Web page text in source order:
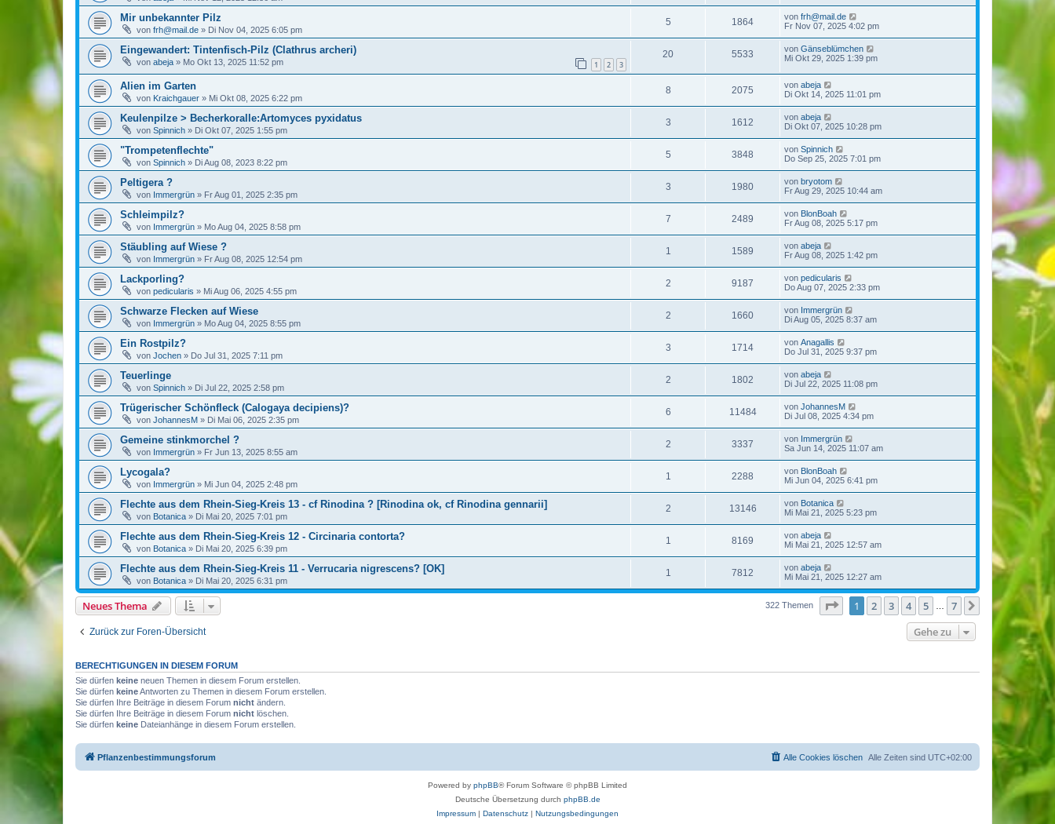
Mir unbekannter Pilz
von frh@mail.de » Di Nov 04, 2025 6:05 pm
5 1864 von frh@mail.de
Fr Nov 07, 2025 4:02 pm
Eingewandert: Tintenfisch-Pilz (Clathrus archeri)
von abeja » Mo Okt 13, 2025 11:52 pm 1 2 3
20 5533 von Gänseblümchen
Mi Okt 29, 2025 1:39 pm
Alien im Garten
von Kraichgauer » Mi Okt 08, 2025 6:22 pm
8 2075 von abeja
Di Okt 14, 2025 11:01 pm
Keulenpilze > Becherkoralle:Artomyces pyxidatus
von Spinnich » Di Okt 07, 2025 1:55 pm
3 1612 von abeja
Di Okt 07, 2025 10:28 pm
"Trompetenflechte"
von Spinnich » Di Aug 08, 2023 8:22 pm
5 3848 von Spinnich
Do Sep 25, 2025 7:01 pm
Peltigera ?
von Immergrün » Fr Aug 01, 2025 2:35 pm
3 1980 von bryotom
Fr Aug 29, 2025 10:44 am
Schleimpilz?
von Immergrün » Mo Aug 04, 2025 8:58 pm
7 2489 von BlonBoah
Fr Aug 08, 2025 5:17 pm
Stäubling auf Wiese ?
von Immergrün » Fr Aug 08, 2025 12:54 pm
1 1589 von abeja
Fr Aug 08, 2025 1:42 pm
Lackporling?
von pedicularis » Mi Aug 06, 2025 4:55 pm
2 9187 von pedicularis
Do Aug 07, 2025 2:33 pm
Schwarze Flecken auf Wiese
von Immergrün » Mo Aug 04, 2025 8:55 pm
2 1660 von Immergrün
Di Aug 05, 2025 8:37 am
Ein Rostpilz?
von Jochen » Do Jul 31, 2025 7:11 pm
3 1714 von Anagallis
Do Jul 31, 2025 9:37 pm
Teuerlinge
von Spinnich » Di Jul 22, 2025 2:58 pm
2 1802 von abeja
Di Jul 22, 2025 11:08 pm
Trügerischer Schönfleck (Calogaya decipiens)?
von JohannesM » Di Mai 06, 2025 2:35 pm
6 11484 von JohannesM
Di Jul 08, 2025 4:34 pm
Gemeine stinkmorchel ?
von Immergrün » Fr Jun 13, 2025 8:55 am
2 3337 von Immergrün
Sa Jun 14, 2025 11:07 am
Lycogala?
von Immergrün » Mi Jun 04, 2025 2:48 pm
1 2288 von BlonBoah
Mi Jun 04, 2025 6:41 pm
Flechte aus dem Rhein-Sieg-Kreis 13 - cf Rinodina ? [Rinodina ok, cf Rinodina gennarii]
von Botanica » Di Mai 20, 2025 7:01 pm
2 13146 von Botanica
Mi Mai 21, 2025 5:23 pm
Flechte aus dem Rhein-Sieg-Kreis 12 - Circinaria contorta?
von Botanica » Di Mai 20, 2025 6:39 pm
1 8169 von abeja
Mi Mai 21, 2025 12:57 am
Flechte aus dem Rhein-Sieg-Kreis 11 - Verrucaria nigrescens? [OK]
von Botanica » Di Mai 20, 2025 6:31 pm
1 7812 von abeja
Mi Mai 21, 2025 12:27 am
Neues Thema 322 Themen Seite von7
1 2 3 4 5 7 Nächste
Zurück zur Foren-Übersicht Gehe zu
BERECHTIGUNGEN IN DIESEM FORUM
Sie dürfen keine neuen Themen in diesem Forum erstellen.
Sie dürfen keineAntworten zu Themen in diesem Forum erstellen.
Sie dürfen Ihre Beiträge in diesem Forum nicht ändern.
Sie dürfen Ihre Beiträge in diesem Forum nicht löschen.
Sie dürfen keine Dateianhänge in diesem Forum erstellen.
Pflanzenbestimmungsforum Alle Zeiten sind UTC+02:00
Alle Cookies löschen
Powered by phpBB® Forum Software © phpBB Limited
Deutsche Übersetzung durch phpBB.de
Impressum | Datenschutz | Nutzungsbedingungen